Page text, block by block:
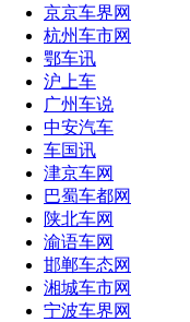
京京车界网
杭州车市网
鄂车讯
沪上车
广州车说
中安汽车
车国讯
津京车网
巴蜀车都网
陕北车网
渝语车网
邯郸车态网
湘城车市网
宁波车界网